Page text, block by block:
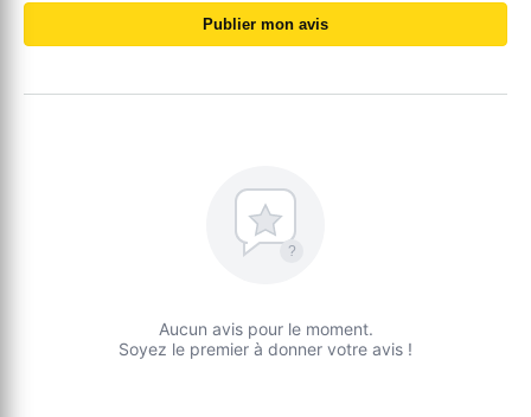
Publier mon avis
?
Aucun avis pour le moment.
Soyez le premier à donner votre avis !